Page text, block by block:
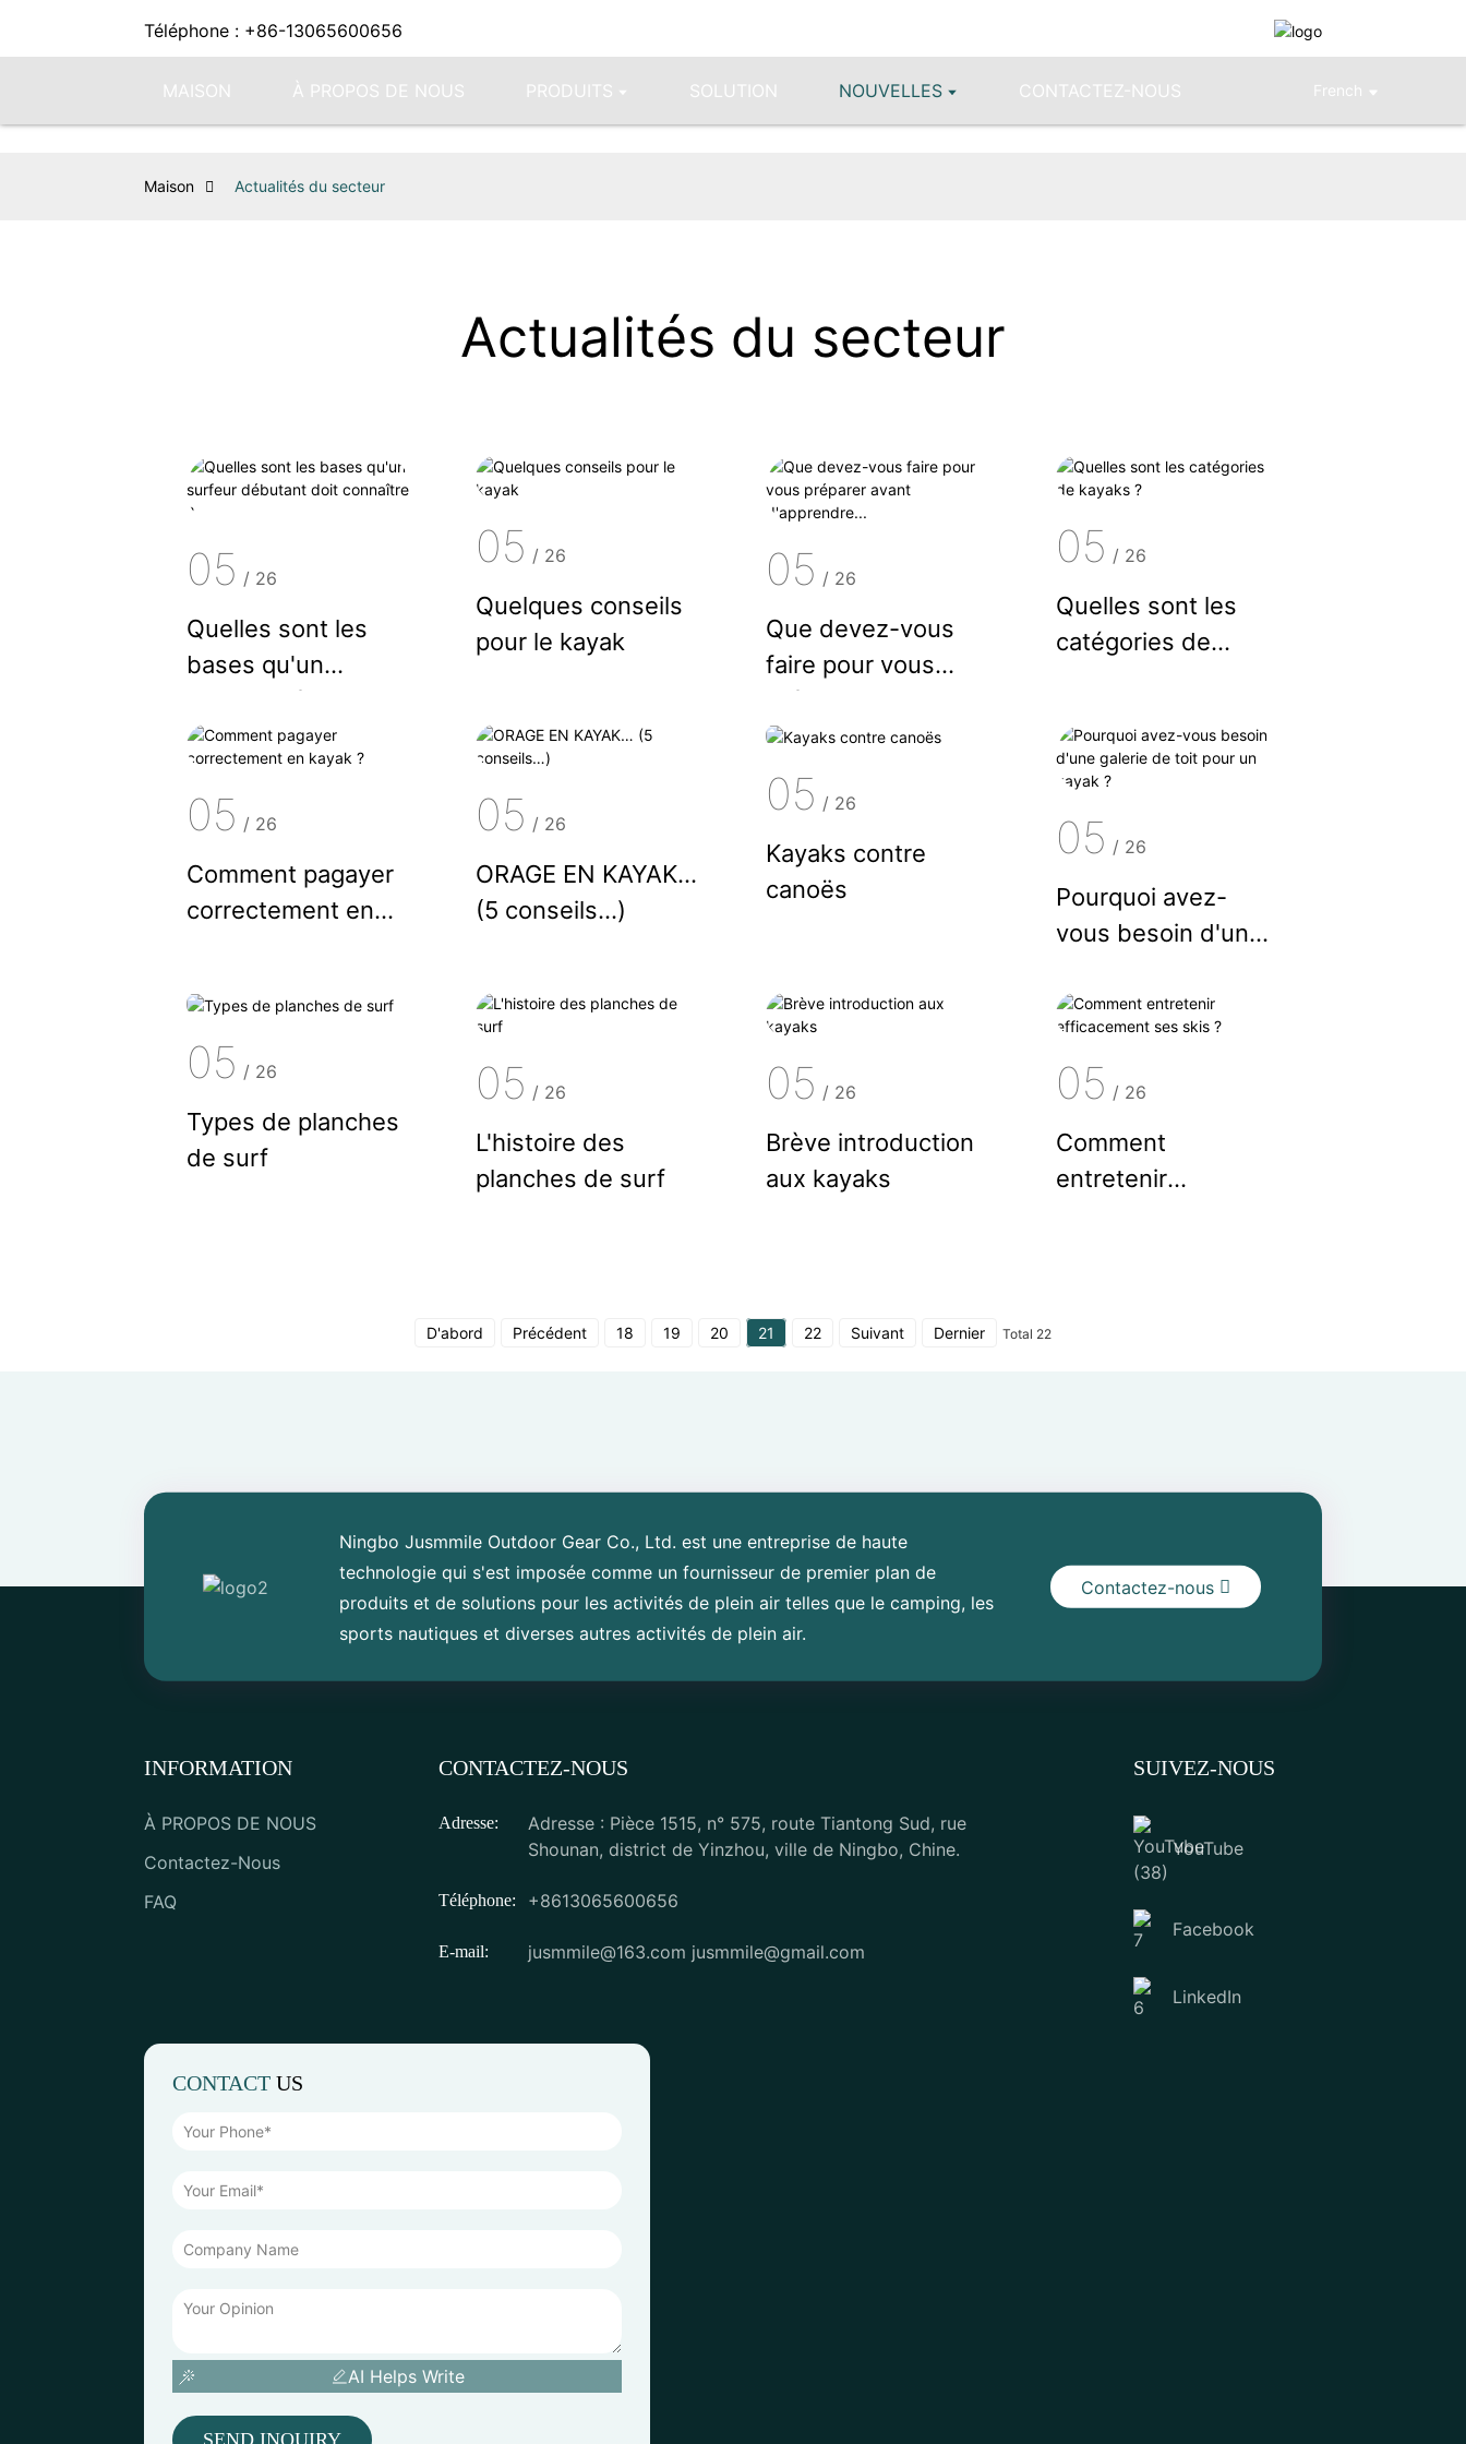
Téléphone : +86-13065600656
MAISON À PROPOS DE NOUS PRODUITS SOLUTION NOUVELLES CONTACTEZ-NOUS French
Maison Actualités du secteur
Actualités du secteur
05 / 26
Quelles sont les
bases qu'un
surfeur débutant
doit connaître ?
05 / 26
Quelques conseils
pour le kayak
05 / 26
Que devez-vous
faire pour vous
préparer avant
d'apprendre...
05 / 26
Quelles sont les
catégories de
05 / 26
Comment pagayer
correctement en
05 / 26
ORAGE EN KAYAK…
(5 conseils…)
05 / 26
Kayaks contre
canoës
05 / 26
Pourquoi avez-
vous besoin d'une
un kayak ?
05 / 26
Types de planches
de surf
05 / 26
L'histoire des
planches de surf
05 / 26
Brève introduction
aux kayaks
05 / 26
Comment
entretenir
D'abord Précédent 18 19 20 21 22 Suivant Dernier Total 22
Ningbo Jusmmile Outdoor Gear Co., Ltd. est une entreprise de haute
technologie qui s'est imposée comme un fournisseur de premier plan de
produits et de solutions pour les activités de plein air telles que le camping, les
sports nautiques et diverses autres activités de plein air.
Contactez-nous
INFORMATION
À PROPOS DE NOUS
Contactez-Nous
FAQ
CONTACTEZ-NOUS
Adresse:
Adresse : Pièce 1515, n° 575, route Tiantong Sud, rue
Shounan, district de Yinzhou, ville de Ningbo, Chine.
Téléphone: +8613065600656
E-mail: jusmmile@163.com jusmmile@gmail.com
SUIVEZ-NOUS
YouTube
Facebook
LinkedIn
CONTACT US
AI Helps Write